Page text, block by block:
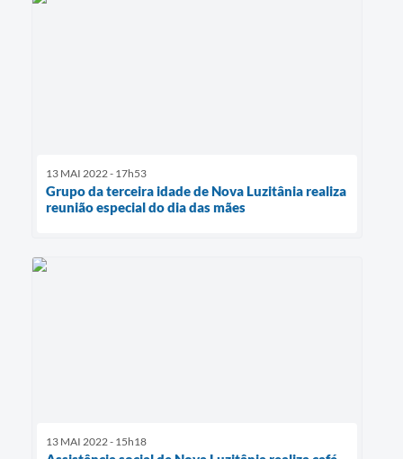
13 MAI 2022 - 17h53
Grupo da terceira idade de Nova Luzitânia realiza
reunião especial do dia das mães
13 MAI 2022 - 15h18